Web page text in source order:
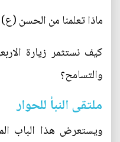
ماذا تعلمنا من الحسن
كيف نستثمر زيارة
والتسامح؟
ملتقى النبأ للحوار
ويستعرض هذا الباب